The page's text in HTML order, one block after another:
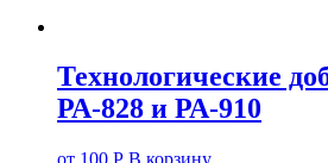
Технологические
РА-828 и РА-910